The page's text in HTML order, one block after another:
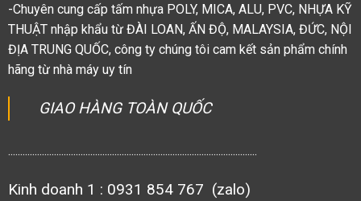
-Chuyên cung cấp tấm nhựa POLY, MICA, ALU, PVC, NHỰA KỸ
THUẬT nhập khẩu từ ĐÀI LOAN, ẤN ĐỘ, MALAYSIA, ĐỨC, NỘI
ĐỊA TRUNG QUỐC, công ty chúng tôi cam kết sản phẩm chính
hãng từ nhà máy uy tín
GIAO HÀNG TOÀN QUỐC
.......................................................................................................
Kinh doanh 1 : 0931 854 767 (zalo)